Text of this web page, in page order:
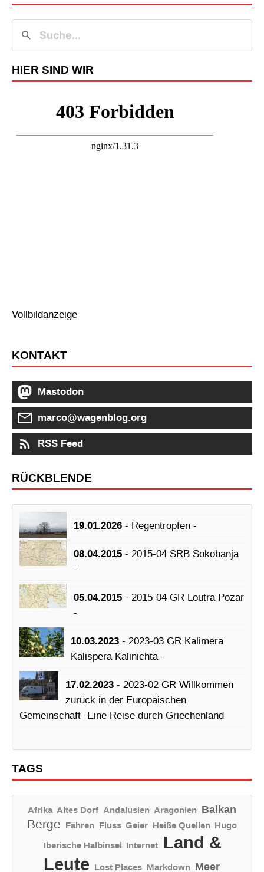
HIER SIND WIR
Vollbildanzeige
KONTAKT
Mastodon
marco@wagenblog.org
RSS Feed
RÜCKBLENDE
19.01.2026 - Regentropfen -
08.04.2015 - 2015-04 SRB Sokobanja
-
05.04.2015 - 2015-04 GR Loutra Pozar
-
10.03.2023 - 2023-03 GR Kalimera
Kalispera Kalinichta -
17.02.2023 - 2023-02 GR Willkommen
zurück in der Europäischen
Gemeinschaft -Eine Reise durch Griechenland
TAGS
Afrika Altes Dorf Andalusien Aragonien Balkan
Berge Fähren Fluss Geier Heiße Quellen Hugo
Iberische Halbinsel Internet
Land &
Leute Lost Places Markdown Meer